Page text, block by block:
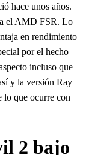
hace unos años.
el AMD FSR. Lo
en rendimiento
por el hecho
incluso que
y la versión Ray
lo que ocurre con
2 bajo